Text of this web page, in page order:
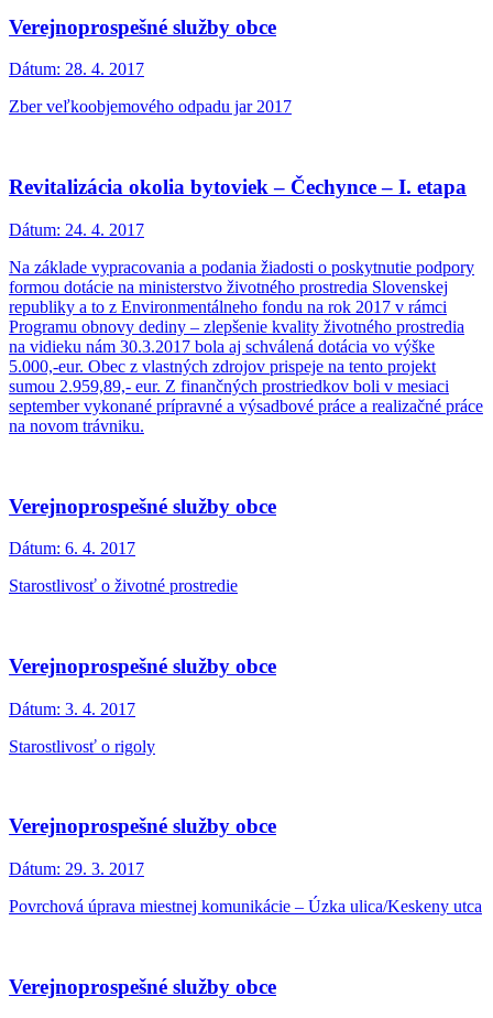
Verejnoprospešné služby obce
Dátum: 28. 4. 2017
Zber veľkoobjemového odpadu jar 2017
Revitalizácia okolia bytoviek – Čechynce – I. etapa
Dátum: 24. 4. 2017
Na základe vypracovania a podania žiadosti o poskytnutie podpory
formou dotácie na ministerstvo životného prostredia Slovenskej
republiky a to z Environmentálneho fondu na rok 2017 v rámci
Programu obnovy dediny – zlepšenie kvality životného prostredia
na vidieku nám 30.3.2017 bola aj schválená dotácia vo výške
5.000,-eur. Obec z vlastných zdrojov prispeje na tento projekt
sumou 2.959,89,- eur. Z finančných prostriedkov boli v mesiaci
september vykonané prípravné a výsadbové práce a realizačné práce
na novom trávniku.
Verejnoprospešné služby obce
Dátum: 6. 4. 2017
Starostlivosť o životné prostredie
Verejnoprospešné služby obce
Dátum: 3. 4. 2017
Starostlivosť o rigoly
Verejnoprospešné služby obce
Dátum: 29. 3. 2017
Povrchová úprava miestnej komunikácie – Úzka ulica/Keskeny utca
Verejnoprospešné služby obce